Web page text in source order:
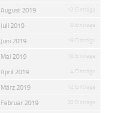
August 2019 12 Einträge
Juli 2019 8 Einträge
Juni 2019 19 Einträge
Mai 2019 18 Einträge
April 2019 4 Einträge
März 2019 12 Einträge
Februar 2019 20 Einträge